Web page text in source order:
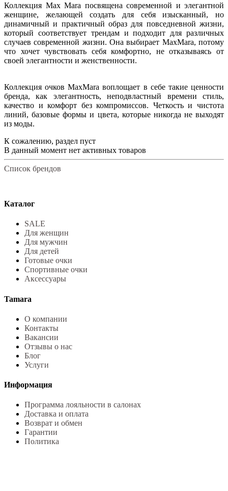
Коллекция Max Mara посвящена современной и элегантной
женщине, желающей создать для себя изысканный, но
динамичный и практичный образ для повседневной жизни,
который соответствует трендам и подходит для различных
случаев современной жизни. Она выбирает MaxMara, потому
что хочет чувствовать себя комфортно, не отказываясь от
своей элегантности и женственности.
Коллекция очков MaxMara воплощает в себе такие ценности
бренда, как элегантность, неподвластный времени стиль,
качество и комфорт без компромиссов. Четкость и чистота
линий, базовые формы и цвета, которые никогда не выходят
из моды.
К сожалению, раздел пуст
В данный момент нет активных товаров
Список брендов
Каталог
SALE
Для женщин
Для мужчин
Для детей
Готовые очки
Спортивные очки
Аксессуары
Tamara
О компании
Контакты
Вакансии
Отзывы о нас
Блог
Услуги
Информация
Программа лояльности в салонах
Доставка и оплата
Возврат и обмен
Гарантии
Политика